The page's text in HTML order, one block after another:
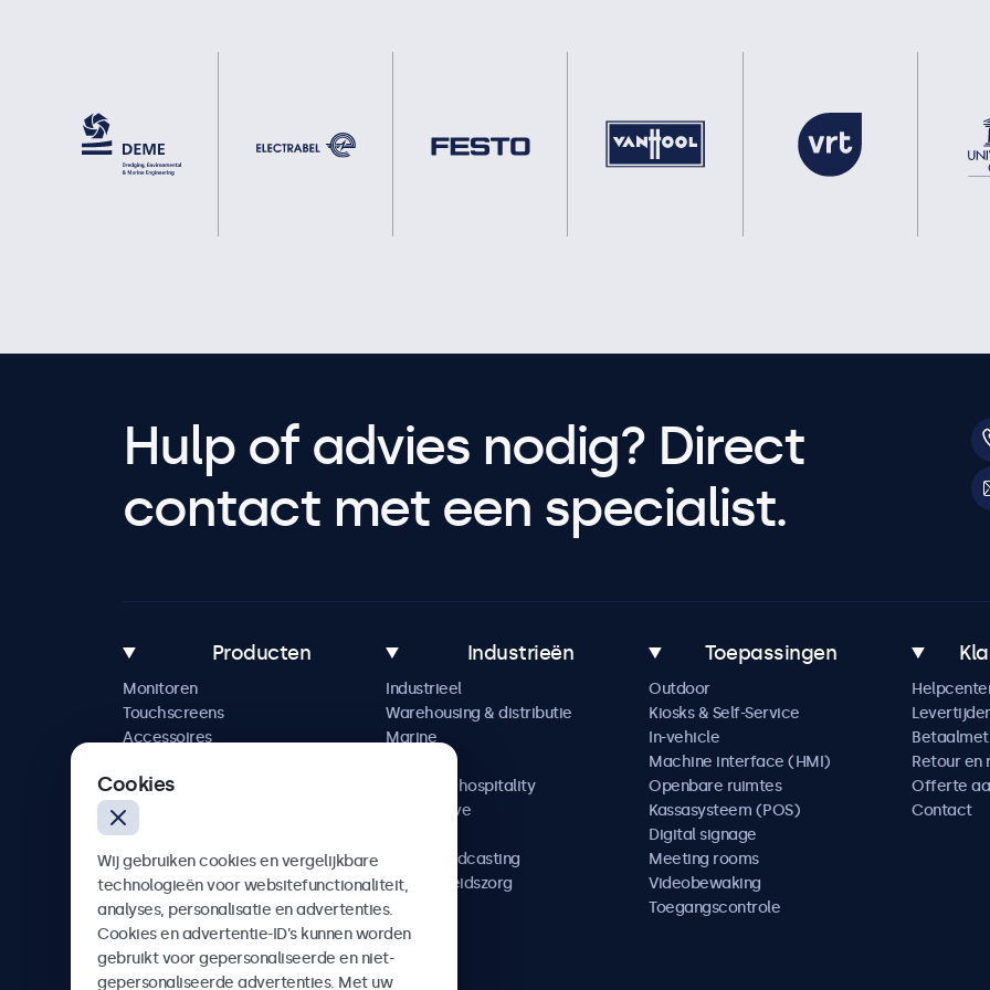
Hulp of advies nodig? Direct
contact met een specialist.
Producten
Monitoren
Touchscreens
Accessoires
Industrieën
Industrieel
Warehousing & distributie
Marine
Horeca & hospitality
Automotive
AV & Broadcasting
Gezondheidszorg
Toepassingen
Outdoor
Kiosks & Self-Service
In-vehicle
Machine interface (HMI)
Openbare ruimtes
Kassasysteem (POS)
Digital signage
Meeting rooms
Videobewaking
Toegangscontrole
Retour en
Offerte
Contact
Cookies
Wij gebruiken cookies en vergelijkbare
technologieën voor websitefunctionaliteit,
analyses, personalisatie en advertenties.
Cookies en advertentie-ID’s kunnen worden
gebruikt voor gepersonaliseerde en niet-
gepersonaliseerde advertenties. Met uw